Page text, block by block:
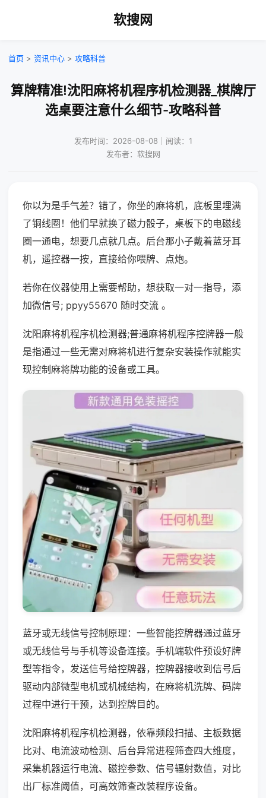
软搜网
首页 > 资讯中心 > 攻略科普
算牌精准!沈阳麻将机程序机检测器_棋牌厅
选桌要注意什么细节-攻略科普
发布时间：2026-08-08｜阅读：1
发布者：软搜网
你以为是手气差？错了，你坐的麻将机，底板里埋满
了铜线圈！他们早就换了磁力骰子，桌板下的电磁线
圈一通电，想要几点就几点。后台那小子戴着蓝牙耳
机，遥控器一按，直接给你喂牌、点炮。
若你在仪器使用上需要帮助，想获取一对一指导，添
加微信号; ppyy55670 随时交流 。
沈阳麻将机程序机检测器;普通麻将机程序控牌器一般
是指通过一些无需对麻将机进行复杂安装操作就能实
现控制麻将牌功能的设备或工具。
蓝牙或无线信号控制原理：一些智能控牌器通过蓝牙
或无线信号与手机等设备连接。手机端软件预设好牌
型等指令，发送信号给控牌器，控牌器接收到信号后
驱动内部微型电机或机械结构，在麻将机洗牌、码牌
过程中进行干预，达到控牌目的。
沈阳麻将机程序机检测器，依靠频段扫描、主板数据
比对、电流波动检测、后台异常进程筛查四大维度，
采集机器运行电流、磁控参数、信号辐射数值，对比
出厂标准阈值，可高效筛查改装程序设备。